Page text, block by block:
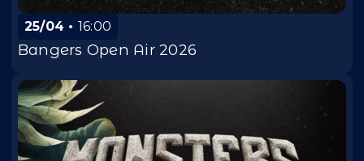
25/04 16:00
Bangers Open Air 2026